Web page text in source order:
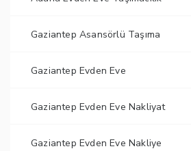
Gaziantep Asansörlü Taşıma
Gaziantep Evden Eve
Gaziantep Evden Eve Nakliyat
Gaziantep Evden Eve Nakliye